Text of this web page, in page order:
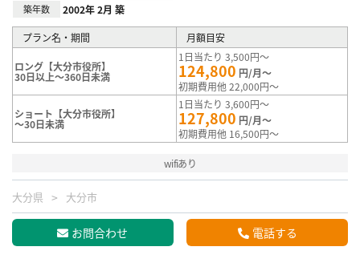
築年数 2002年 2月 築
プラン名・期間 月額目安
ロング【大分市役所】
30日以上～360日未満
1日当たり 3,500円～
124,800 円/月～
初期費用他 22,000円～
ショート【大分市役所】
～30日未満
1日当たり 3,600円～
127,800 円/月～
初期費用他 16,500円～
wifiあり
大分県 大分市
お問合わせ 電話する